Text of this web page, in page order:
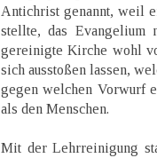
Antichrist genannt, weil
stellte, das Evangelium
gereinigte Kirche wohl
sich ausstoßen lassen,
gegen welchen Vorwurf
als den Menschen.
Mit der Lehrreinigung